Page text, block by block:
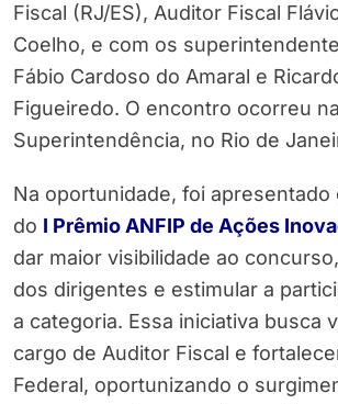
Fiscal (RJ/ES), Auditor Fiscal
Coelho, e com os
Fábio Cardoso do Amaral e
Figueiredo. O encontro ocorreu
Superintendência, no Rio de
Na oportunidade, foi apresentado
do I Prêmio ANFIP de Ações
dar maior visibilidade ao
dos dirigentes e estimular a
a categoria. Essa iniciativa busca
cargo de Auditor Fiscal e
Federal, oportunizando o